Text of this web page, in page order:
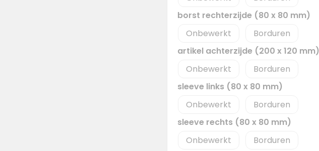
borst rechterzijde (80 x 80 mm)
Onbewerkt
Borduren
artikel achterzijde (200 x 120 mm)
Onbewerkt
Borduren
sleeve links (80 x 80 mm)
Onbewerkt
Borduren
sleeve rechts (80 x 80 mm)
Onbewerkt
Borduren